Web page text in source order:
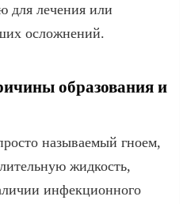
для лечения или
осложнений.
образования и
называемый гноем,
жидкость,
инфекционного